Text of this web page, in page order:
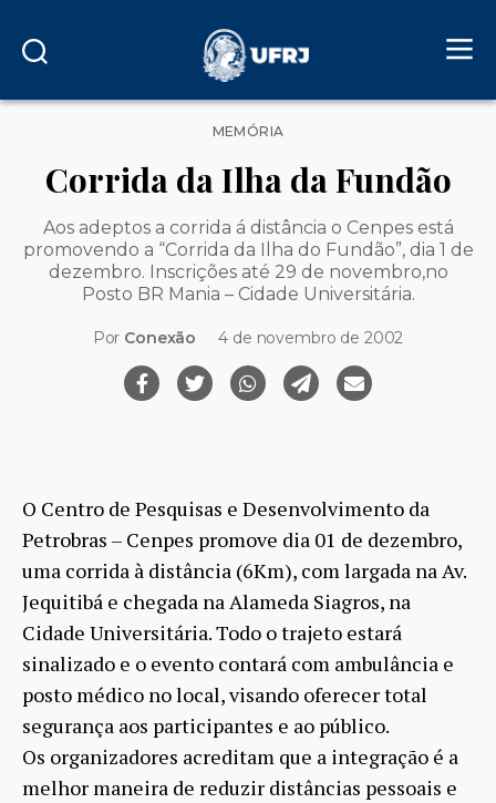
Categorias
MEMÓRIA
Corrida da Ilha da Fundão
Aos adeptos a corrida á distância o Cenpes está
promovendo a “Corrida da Ilha do Fundão”, dia 1 de
dezembro. Inscrições até 29 de novembro,no
Posto BR Mania – Cidade Universitária.
Por Conexão 4 de novembro de 2002
O Centro de Pesquisas e Desenvolvimento da
Petrobras – Cenpes promove dia 01 de dezembro,
uma corrida à distância (6Km), com largada na Av.
Jequitibá e chegada na Alameda Siagros, na
Cidade Universitária. Todo o trajeto estará
sinalizado e o evento contará com ambulância e
posto médico no local, visando oferecer total
segurança aos participantes e ao público.
Os organizadores acreditam que a integração é a
melhor maneira de reduzir distâncias pessoais e